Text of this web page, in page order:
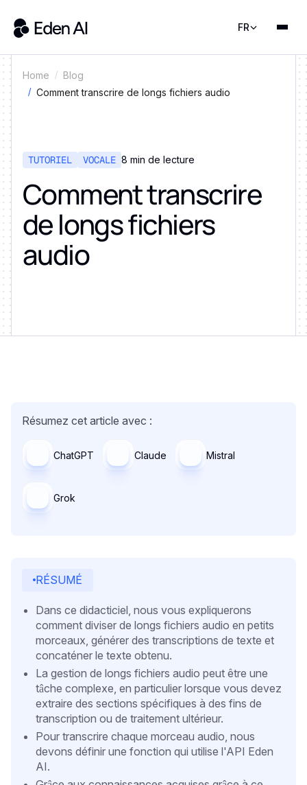
FR
Home
Blog
Comment transcrire de longs fichiers audio
TUTORIEL VOCALE 8 min de lecture
Comment transcrire
de longs fichiers
audio
Résumez cet article avec :
ChatGPT Claude Mistral
Grok
RÉSUMÉ
Dans ce didacticiel, nous vous expliquerons
comment diviser de longs fichiers audio en petits
morceaux, générer des transcriptions de texte et
concaténer le texte obtenu.
La gestion de longs fichiers audio peut être une
tâche complexe, en particulier lorsque vous devez
extraire des sections spécifiques à des fins de
transcription ou de traitement ultérieur.
Pour transcrire chaque morceau audio, nous
devons définir une fonction qui utilise l'API Eden
AI.